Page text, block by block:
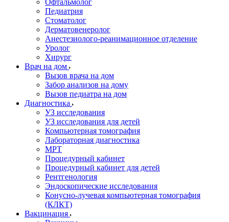
Офтальмолог
Педиатрия
Стоматолог
Дерматовенеролог
Анестезиолого-реанимационное отделение
Уролог
Хирург
Врач на дом
Вызов врача на дом
Забор анализов на дому
Вызов педиатра на дом
Диагностика
УЗ исследования
УЗ исследования для детей
Компьютерная томография
Лабораторная диагностика
МРТ
Процедурный кабинет
Процедурный кабинет для детей
Рентгенология
Эндоскопические исследования
Конусно-лучевая компьютерная томография
(КЛКТ)
Вакцинация